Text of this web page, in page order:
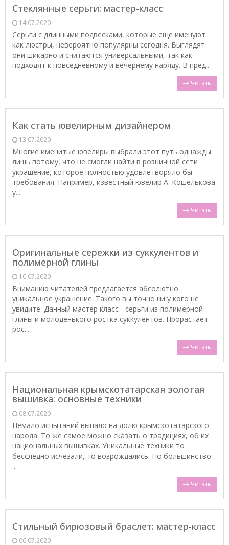
Стеклянные серьги: мастер-класс
14.07.2020
Серьги с длинными подвесками, которые еще именуют
как люстры, невероятно популярны сегодня. Выглядят
они шикарно и считаются универсальными, так как
подходят к повседневному и вечернему наряду. В пред...
Читать
Как стать ювелирным дизайнером
13.07.2020
Многие именитые ювелиры выбрали этот путь однажды
лишь потому, что не смогли найти в розничной сети
украшение, которое полностью удовлетворяло бы
требования. Например, известный ювелир А. Кошелькова
у...
Читать
Оригинальные сережки из суккулентов и
полимерной глины
10.07.2020
Вниманию читателей предлагается абсолютно
уникальное украшение. Такого вы точно ни у кого не
увидите. Данный мастер класс - серьги из полимерной
глины и молоденького ростка суккулентов. Прорастает
рос...
Читать
Национальная крымскотатарская золотая
вышивка: основные техники
08.07.2020
Немало испытаний выпало на долю крымскотатарского
народа. То же самое можно сказать о традициях, об их
национальных вышивках. Уникальные техники то
бесследно исчезали, то возрождались. Но большинство
...
Читать
Стильный бирюзовый браслет: мастер-класс
06.07.2020